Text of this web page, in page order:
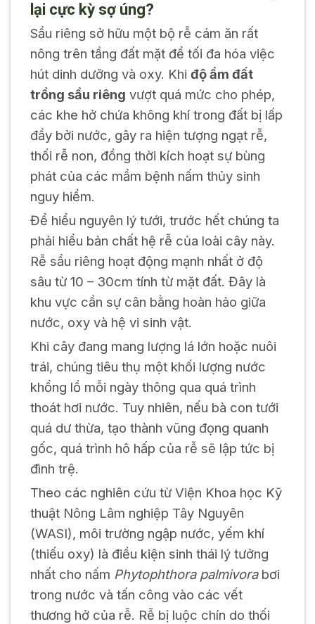
lại cực kỳ sợ úng?
Sầu riêng sở hữu một bộ rễ cám ăn rất
nông trên tầng đất mặt để tối đa hóa việc
hút dinh dưỡng và oxy. Khi độ ẩm đất
trồng sầu riêng vượt quá mức cho phép,
các khe hở chứa không khí trong đất bị lấp
đầy bởi nước, gây ra hiện tượng ngạt rễ,
thối rễ non, đồng thời kích hoạt sự bùng
phát của các mầm bệnh nấm thủy sinh
nguy hiểm.
Để hiểu nguyên lý tưới, trước hết chúng ta
phải hiểu bản chất hệ rễ của loài cây này.
Rễ sầu riêng hoạt động mạnh nhất ở độ
sâu từ 10 – 30cm tính từ mặt đất. Đây là
khu vực cần sự cân bằng hoàn hảo giữa
nước, oxy và hệ vi sinh vật.
Khi cây đang mang lượng lá lớn hoặc nuôi
trái, chúng tiêu thụ một khối lượng nước
khổng lồ mỗi ngày thông qua quá trình
thoát hơi nước. Tuy nhiên, nếu bà con tưới
quá dư thừa, tạo thành vũng đọng quanh
gốc, quá trình hô hấp của rễ sẽ lập tức bị
đình trệ.
Theo các nghiên cứu từ Viện Khoa học Kỹ
thuật Nông Lâm nghiệp Tây Nguyên
(WASI), môi trường ngập nước, yếm khí
(thiếu oxy) là điều kiện sinh thái lý tưởng
nhất cho nấm Phytophthora palmivorabơi
trong nước và tấn công vào các vết
thương hở của rễ. Rễ bị luộc chín do thối